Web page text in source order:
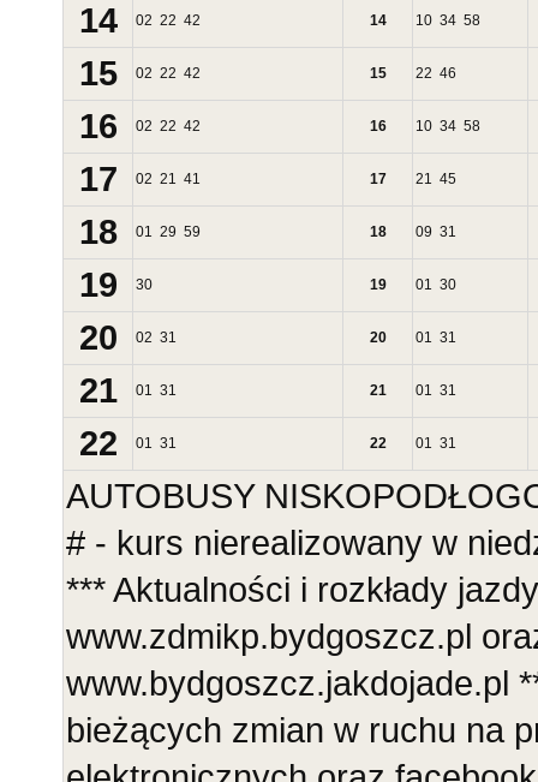
14 02 22 42 14 10 34 58
15 02 22 42 15 22 46
16 02 22 42 16 10 34 58
17 02 21 41 17 21 45
18 01 29 59 18 09 31
19 30 19 01 30
20 02 31 20 01 31
21 01 31 21 01 31
22 01 31 22 01 31
AUTOBUSY
# - kurs nierealizowany w
*** Aktualności i rozkłady
www.zdmikp.bydgoszcz.pl
www.bydgoszcz.jakdojade.pl
bieżących zmian w ruchu na